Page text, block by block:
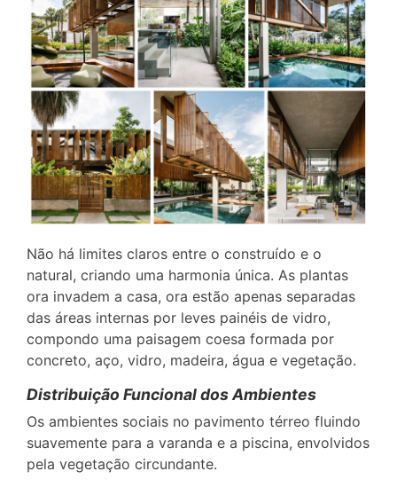
Não há limites claros entre o construído e o
natural, criando uma harmonia única. As plantas
ora invadem a casa, ora estão apenas separadas
das áreas internas por leves painéis de vidro,
compondo uma paisagem coesa formada por
concreto, aço, vidro, madeira, água e vegetação.
Distribuição Funcional dos Ambientes
Os ambientes sociais no pavimento térreo fluindo
suavemente para a varanda e a piscina, envolvidos
pela vegetação circundante.